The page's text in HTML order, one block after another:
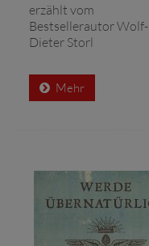
erzählt vom
Bestsellerautor Wolf-
Dieter Storl
Mehr